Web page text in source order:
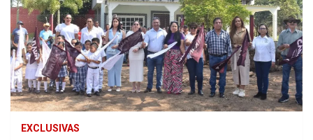
EXCLUSIVAS